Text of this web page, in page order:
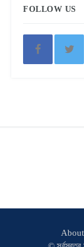
FOLLOW US